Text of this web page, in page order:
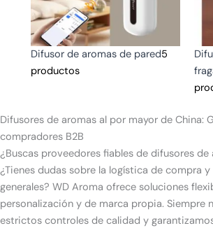
Difusor de aromas de pared5
productos
Difusores de aromas al por mayor de China:
compradores B2B
¿Buscas proveedores fiables de difusores de
¿Tienes dudas sobre la logística de compra
generales? WD Aroma ofrece soluciones
personalización y de marca propia. Siempre
estrictos controles de calidad y